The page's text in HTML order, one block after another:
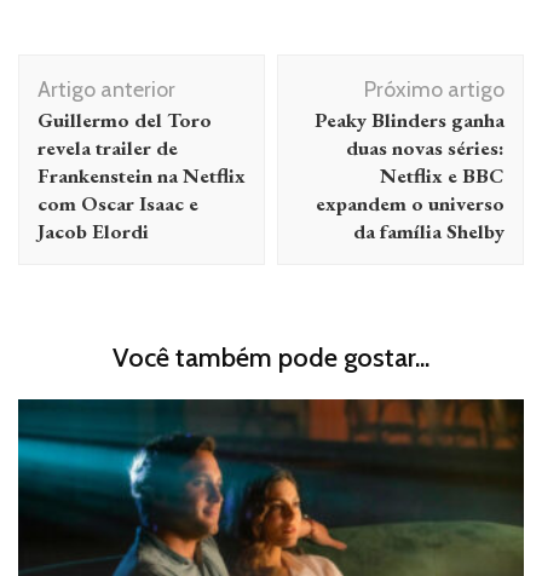
de
post
Artigo anterior
Guillermo del Toro
revela trailer de
Frankenstein na Netflix
com Oscar Isaac e
Jacob Elordi
Próximo artigo
Peaky Blinders ganha
duas novas séries:
Netflix e BBC
expandem o universo
da família Shelby
Você também pode gostar...